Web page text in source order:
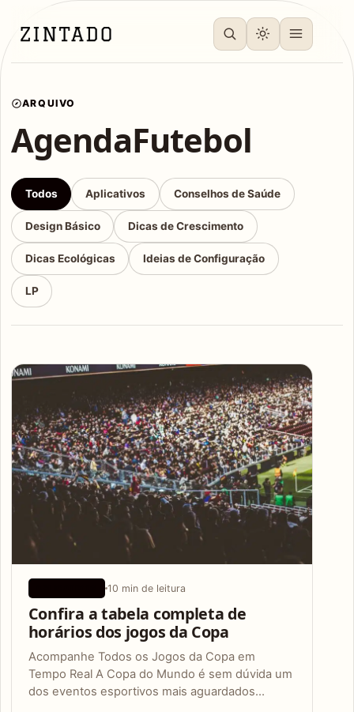
ARQUIVO
AgendaFutebol
Todos Aplicativos Conselhos de Saúde
Design Básico Dicas de Crescimento
Dicas Ecológicas Ideias de Configuração
LP
Articles
10 min de leitura
Confira a tabela completa de
horários dos jogos da Copa
Acompanhe Todos os Jogos da Copa em
Tempo Real A Copa do Mundo é sem dúvida um
dos eventos esportivos mais aguardados…